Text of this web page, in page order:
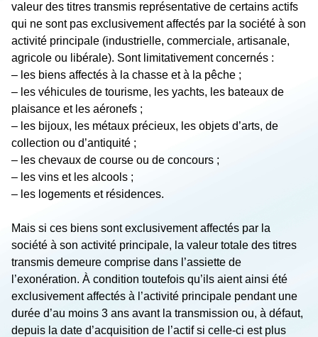
valeur des titres transmis représentative de certains actifs
qui ne sont pas exclusivement affectés par la société à son
activité principale (industrielle, commerciale, artisanale,
agricole ou libérale). Sont limitativement concernés :
– les biens affectés à la chasse et à la pêche ;
– les véhicules de tourisme, les yachts, les bateaux de
plaisance et les aéronefs ;
– les bijoux, les métaux précieux, les objets d’arts, de
collection ou d’antiquité ;
– les chevaux de course ou de concours ;
– les vins et les alcools ;
– les logements et résidences.
Mais si ces biens sont exclusivement affectés par la
société à son activité principale, la valeur totale des titres
transmis demeure comprise dans l’assiette de
l’exonération. À condition toutefois qu’ils aient ainsi été
exclusivement affectés à l’activité principale pendant une
durée d’au moins 3 ans avant la transmission ou, à défaut,
depuis la date d’acquisition de l’actif si celle-ci est plus